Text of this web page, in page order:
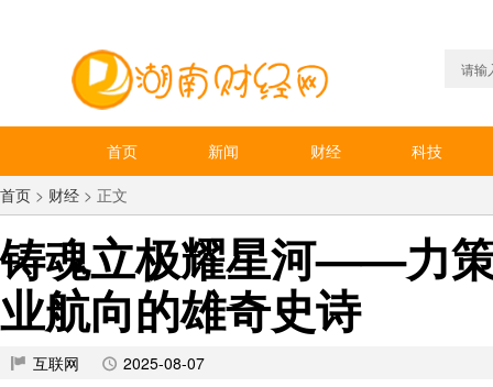
首页 新闻 财经
科技
首页 > 财经 > 正文
铸魂立极耀星河——力
业航向的雄奇史诗
互联网 2025-08-07